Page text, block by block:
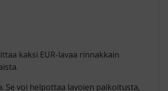
kaksi EUR-lavaa rinnakkain
Se voi helpottaa lavojen paikoitusta,